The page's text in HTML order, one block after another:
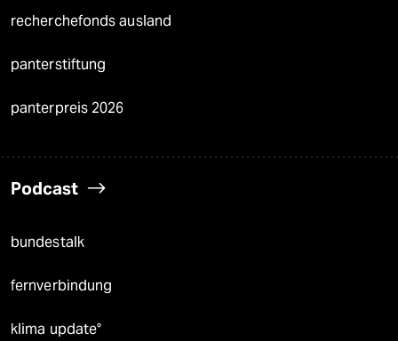
recherchefonds ausland
panterstiftung
panterpreis 2026
Podcast
bundestalk
fernverbindung
klima update°